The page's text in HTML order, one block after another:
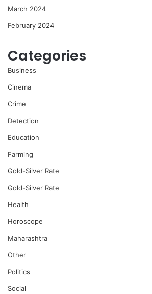
March 2024
February 2024
Categories
Business
Cinema
Crime
Detection
Education
Farming
Gold-Silver Rate
Gold-Silver Rate
Health
Horoscope
Maharashtra
Other
Politics
Social